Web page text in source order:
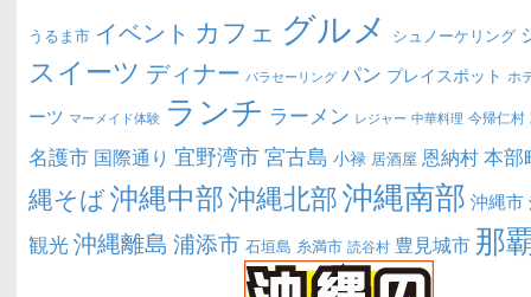
うるま市 イベント カフェ グルメ シュノーケリング
スイーツ ディナー パラセーリング パン プレイスポット ホ
ーツ マーメイド体験 ランチ ラーメン レジャー 中華料理 今帰仁村
名護市 国際通り 宜野湾市宮古島 小禄 居酒屋 恩納村本部
縄そば沖縄中部沖縄北部沖縄南部 沖縄市
観光沖縄離島 浦添市 石垣島 糸満市 読谷村 豊見城市 那